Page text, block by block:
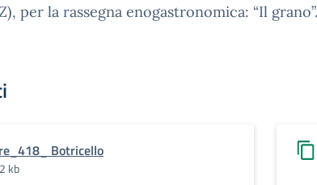
per la rassegna enogastronomica: “Il grano”.
Botricello
kb